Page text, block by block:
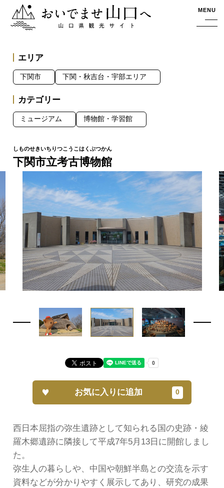
おいでませ山口へー山口県観光サイト MENU
下関市立考古博物館
西日本屈指の弥生遺跡として知られる国の史跡・綾
羅木郷遺跡に隣接して平成7年5月13日に開館しまし
た。
弥生人の暮らしや、中国や朝鮮半島との交流を示す
資料などが分かりやすく展示してあり、研究の成果
お気に入りに追加
エリア
下関市 下関・秋吉台・宇部エリア
カテゴリー
ミュージアム 博物館・学習館